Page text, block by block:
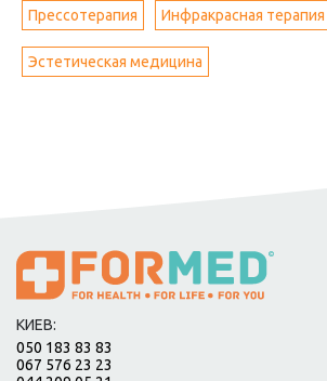
Прессотерапия Инфракрасная терапия
Эстетическая медицина
КИЕВ:
050 183 83 83
067 576 23 23